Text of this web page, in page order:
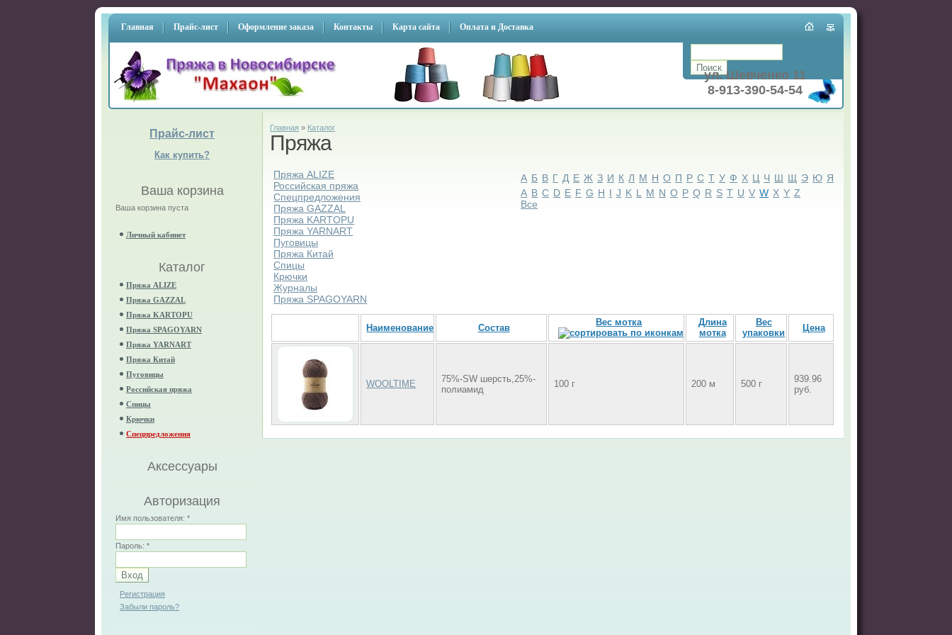
Главная Прайс-лист Оформление заказа Контакты Карта сайта Оплата и Доставка
ул. Шевченко 11
8-913-390-54-54
Прайс-лист
Как купить?
Ваша корзина
Ваша корзина пуста
Личный кабинет
Каталог
Пряжа ALIZE
Пряжа GAZZAL
Пряжа KARTOPU
Пряжа SPAGOYARN
Пряжа YARNART
Пряжа Китай
Пуговицы
Российская пряжа
Спицы
Крючки
Спецпредложения
Аксессуары
Авторизация
Имя пользователя:*
Пароль:*
Регистрация
Забыли пароль?
Главная » Каталог
Пряжа
Пряжа ALIZE
Российская пряжа
Спецпредложения
Пряжа GAZZAL
Пряжа KARTOPU
Пряжа YARNART
Пуговицы
Пряжа Китай
Спицы
Крючки
Журналы
Пряжа SPAGOYARN
А Б В Г Д Е Ж З И К Л М Н О П Р С Т У Ф Х Ц Ч Ш Щ Э Ю Я
A B C D E F G H I J K L M N O P Q R S T U V W X Y Z
Все
Наименование Состав
Вес мотка
Длина
мотка
Вес
упаковки
Цена
WOOLTIME
75%-SW шерсть,25%-
полиамид
100 г 200 м 500 г
939.96
руб.